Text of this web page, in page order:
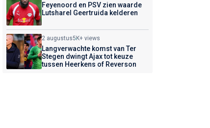
Feyenoord en PSV zien waarde
Lutsharel Geertruida kelderen
2 augustus5K+ views
Langverwachte komst van Ter
Stegen dwingt Ajax tot keuze
tussen Heerkens of Reverson